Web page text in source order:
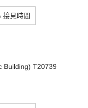
接見時間
Building) T20739